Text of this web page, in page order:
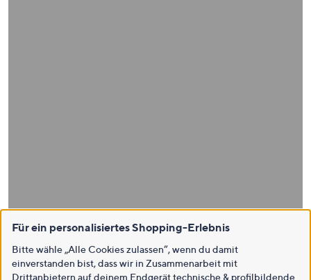
Für ein personalisiertes Shopping-Erlebnis
Bitte wähle „Alle Cookies zulassen“, wenn du damit
einverstanden bist, dass wir in Zusammenarbeit mit
Drittanbietern auf deinem Endgerät technische & profilbildende